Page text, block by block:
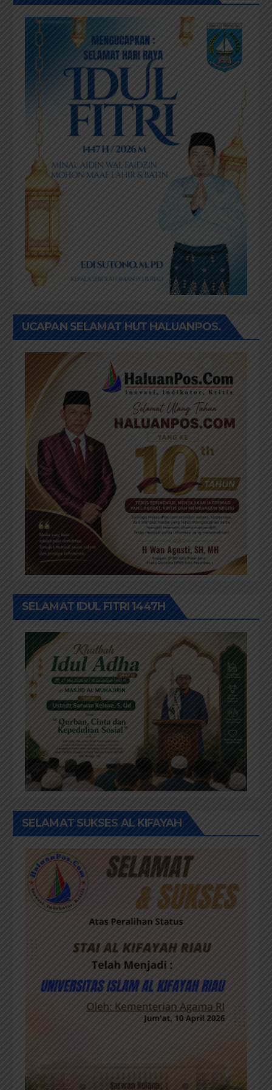
UCAPAN SELAMAT HUT HALUANPOS.
SELAMAT IDUL FITRI 1447H
SELAMAT SUKSES AL KIFAYAH